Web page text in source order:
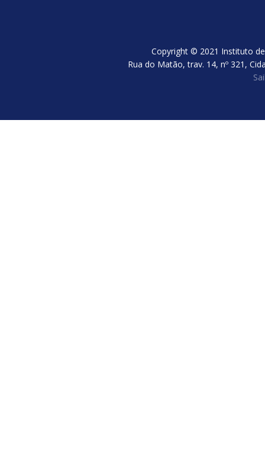
Copyright © 2021 Instituto
Rua do Matão, trav. 14, nº 321,